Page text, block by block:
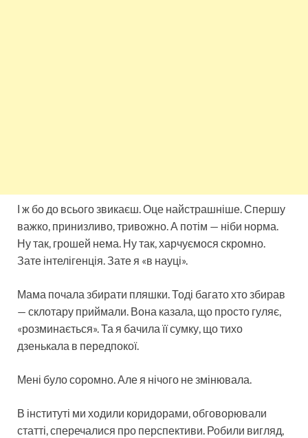
І ж бо до всього звикаєш. Оце найстрашніше. Спершу
важко, принизливо, тривожно. А потім — ніби норма.
Ну так, грошей нема. Ну так, харчуємося скромно.
Зате інтелігенція. Зате я «в науці».
Мама почала збирати пляшки. Тоді багато хто збирав
— склотару приймали. Вона казала, що просто гуляє,
«розминається». Та я бачила її сумку, що тихо
дзенькала в передпокої.
Мені було соромно. Але я нічого не змінювала.
В інституті ми ходили коридорами, обговорювали
статті, сперечалися про перспективи. Робили вигляд,